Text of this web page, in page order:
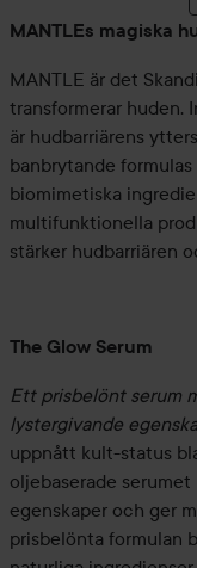
MANTLEs magiska
MANTLE är det
transformerar huden.
är hudbarriärens
banbrytande
biomimetiska
multifunktionella
stärker hudbarriären
The Glow Serum
Ett prisbelönt serum
lystergivande
uppnått kult-status
oljebaserade
egenskaper och ger
prisbelönta formulan